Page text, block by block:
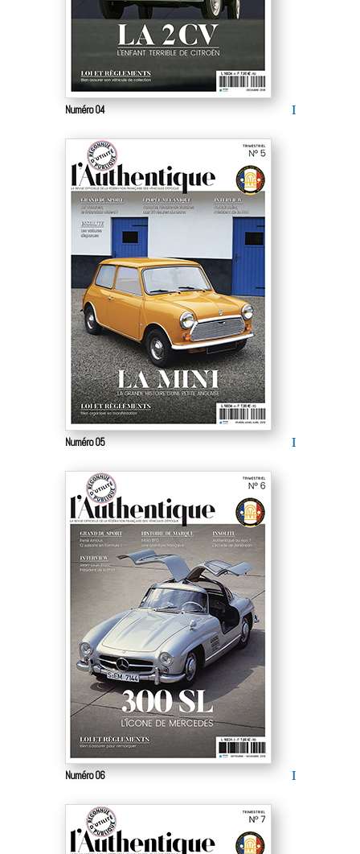
Numéro 04
Numéro 05
Numéro 06